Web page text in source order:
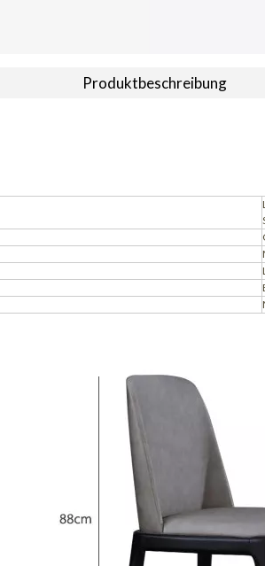
Produktbeschreibung